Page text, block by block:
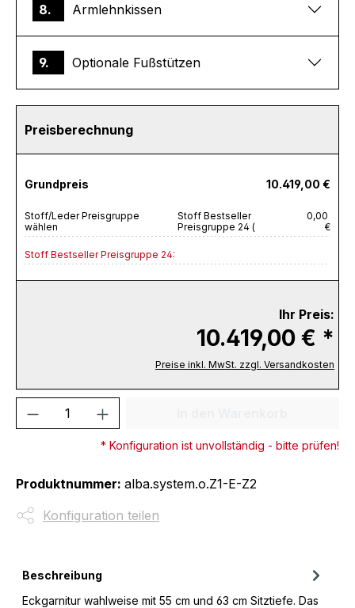
8. Armlehnkissen
9. Optionale Fußstützen
Preisberechnung
Grundpreis 10.419,00 €
Stoff/Leder Preisgruppe
wählen
Stoff Bestseller
Preisgruppe 24 (
0,00
€
Stoff Bestseller Preisgruppe 24:
Ihr Preis:
10.419,00 € *
Preise inkl. MwSt. zzgl. Versandkosten
Produkt Anzahl: Gib den
* Konfiguration ist unvollständig - bitte prüfen!
Produktnummer: alba.system.o.Z1-E-Z2
Konfiguration teilen
Beschreibung
Eckgarnitur wahlweise mit 55 cm und 63 cm Sitztiefe. Das